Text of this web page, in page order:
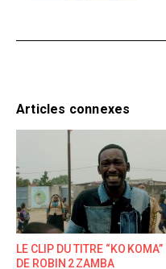
Articles connexes
LE CLIP DU TITRE “KO KOMA”
DE ROBIN 2 ZAMBA